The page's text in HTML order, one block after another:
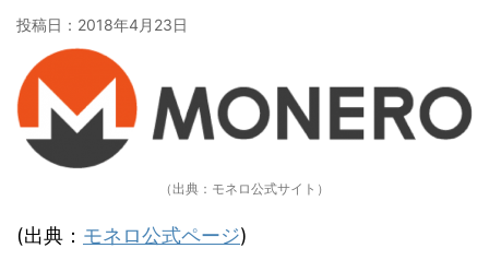
投稿日： 2018年4月23日
（出典：モネロ公式サイト）
(出典： モネロ公式ページ)